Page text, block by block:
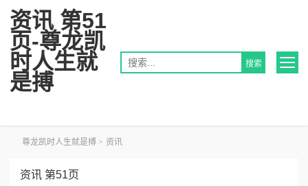
资讯 第51
页-尊龙凯
时人生就
是搏
尊龙凯时人生就是搏 > 资讯
资讯 第51页